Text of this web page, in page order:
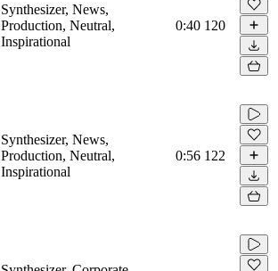
Synthesizer, News,
Production, Neutral,
Inspirational
0:40 120
Synthesizer, News,
Production, Neutral,
Inspirational
0:56 122